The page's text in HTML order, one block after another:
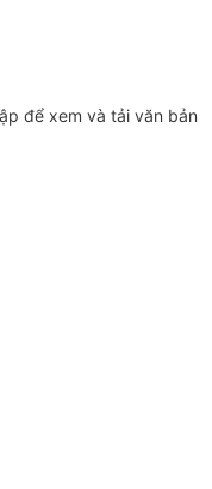
để xem và tải văn bản